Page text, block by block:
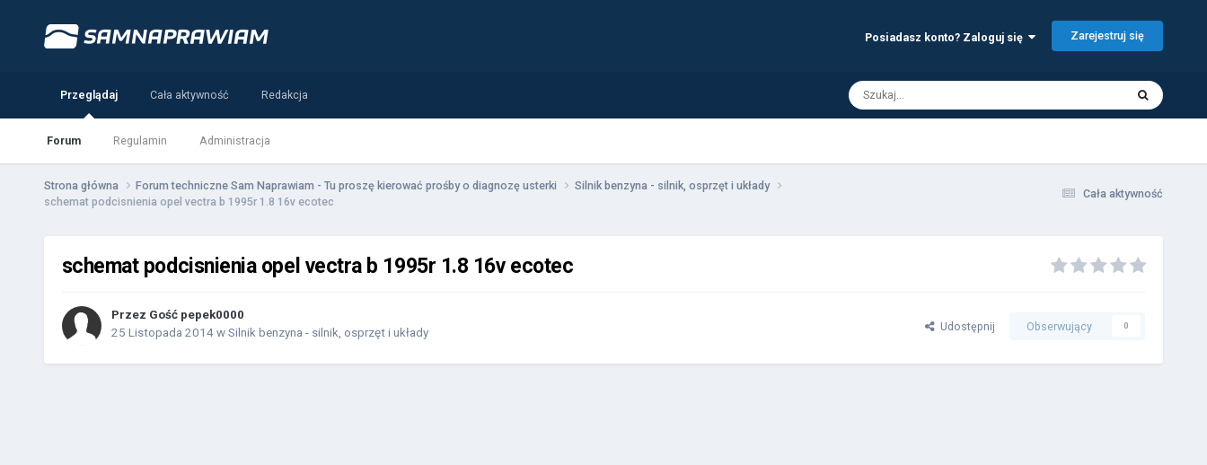
Posiadasz konto? Zaloguj się Zarejestruj się
Przeglądaj
Forum Regulamin Administracja
Cała aktywność Redakcja
Cała aktywność
Strona główna Forum techniczne Sam Naprawiam - Tu proszę kierować prośby o diagnozę usterki
Silnik benzyna - silnik, osprzęt i układy
schemat podcisnienia opel vectra b 1995r 1.8 16v ecotec
schemat podcisnienia opel vectra b 1995r 1.8 16v ecotec
Przez Gość pepek0000
25 Listopada 2014w Silnik benzyna - silnik, osprzęt i układy Udostępnij Obserwujący 0